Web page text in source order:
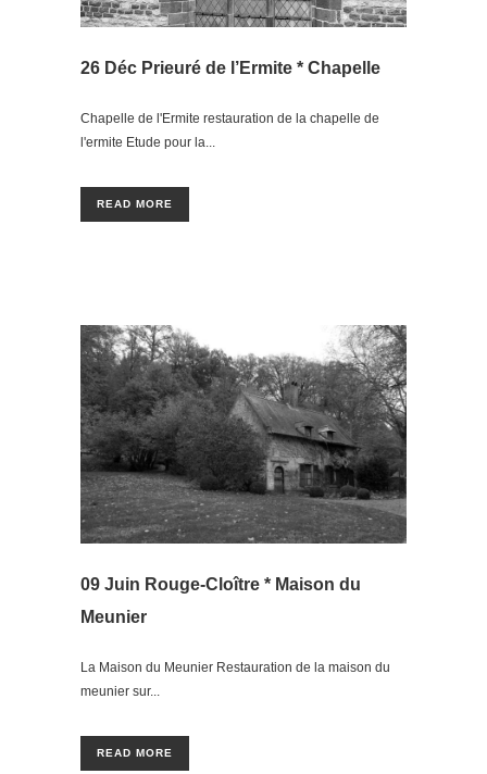
26 Déc Prieuré de l’Ermite * Chapelle
Chapelle de l'Ermite restauration de la chapelle de
l'ermite Etude pour la...
READ MORE
09 Juin Rouge-Cloître * Maison du
Meunier
La Maison du Meunier Restauration de la maison du
meunier sur...
READ MORE